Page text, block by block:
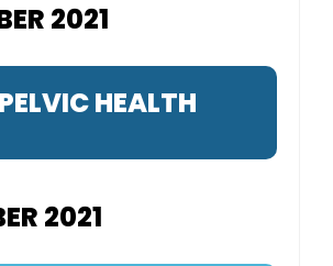
2021
PELVIC HEALTH
2021